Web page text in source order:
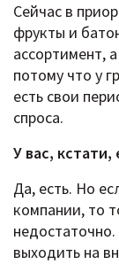
Сейчас в
фрукты и
ассортимент,
потому что у
есть свои
спроса.
У вас,
Да, есть. Но
компании, то
выходить на